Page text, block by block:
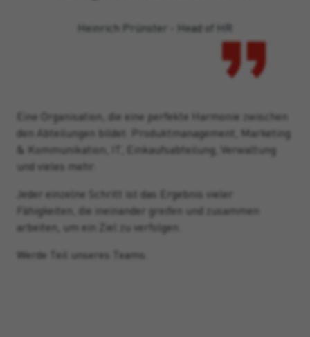
Heinrich Prünster - Head of HR
Eine Organisation, die eine perfekte Harmonie zwischen
den Abteilungen bildet: Produktmanagement, Marketing
& Kommunikation, IT, Einkaufsabteilung, Verwaltung
und vieles mehr.
Jeder einzelne Schritt ist das Ergebnis vieler
Fähigkeiten, die ineinander greifen und zusammen
arbeiten, um ein Ziel zu verfolgen.
Werde Teil unseres Teams.